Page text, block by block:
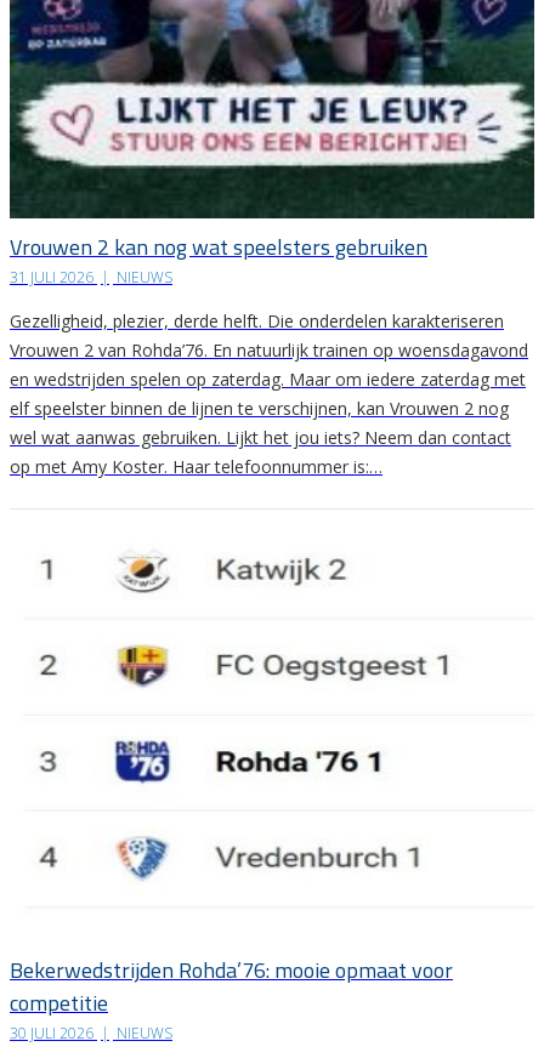
Vrouwen 2 kan nog wat speelsters gebruiken
31 JULI 2026 | NIEUWS
Gezelligheid, plezier, derde helft. Die onderdelen karakteriseren
Vrouwen 2 van Rohda’76. En natuurlijk trainen op woensdagavond
en wedstrijden spelen op zaterdag. Maar om iedere zaterdag met
elf speelster binnen de lijnen te verschijnen, kan Vrouwen 2 nog
wel wat aanwas gebruiken. Lijkt het jou iets? Neem dan contact
op met Amy Koster. Haar telefoonnummer is:…
Bekerwedstrijden Rohda’76: mooie opmaat voor
competitie
30 JULI 2026 | NIEUWS